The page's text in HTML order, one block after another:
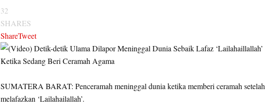
32
SHARES
ShareTweet
SUMATERA BARAT: Penceramah meninggal dunia ketika memberi ceramah setelah
melafazkan ‘Lailahailallah’.